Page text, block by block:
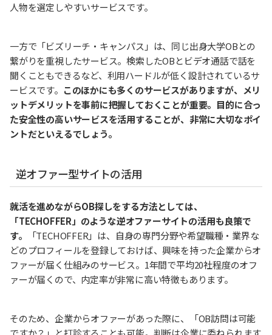
人物を選定しやすいサービスです。
一方で「ビズリーチ・キャンパス」は、同じ出身大学OBとの
繋がりを重視したサービス。検索したOBとビデオ通話で話を
聞くこともできるなど、利用ハードルが低く設計されているサ
ービスです。 このほかにも多くのサービスがありますが、メリ
ットデメリットを事前に把握しておくことが重要。目的に合っ
た安全性の高いサービスを活用することが、非常に大切なポイ
ントだといえるでしょう。
逆オファー型サイトの活用
就活を進めながらOB探しをする方法としては、
「TECHOFFER」のような逆オファーサイトの活用も良策で
す。
「TECHOFFER」は、自身の専門分野や希望職種・業界な
どのプロフィールを登録しておけば、興味を持った企業からオ
ファーが届く仕組みのサービス。1年間で平均20社程度のオフ
ァーが届くので、内定率が非常に高い特徴もあります。
そのため、企業からオファーがあった際に、「OB訪問は可能